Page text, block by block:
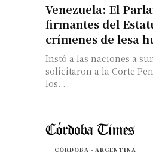
Venezuela: El
firmantes del
crímenes de lesa
Instó a las naciones a
solicitaron a la Corte
los...
CÓRDOBA - ARGENTINA